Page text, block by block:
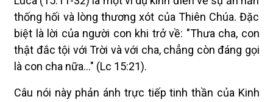
thống hối và lòng thương xót của Thiên Chúa. Đặc
biệt là lời của người con khi trở về: "Thưa cha, con
thật đắc tội với Trời và với cha, chẳng còn đáng gọi
là con cha nữa..." (Lc 15:21).
Câu nói này phản ánh trực tiếp tinh thần của Kinh